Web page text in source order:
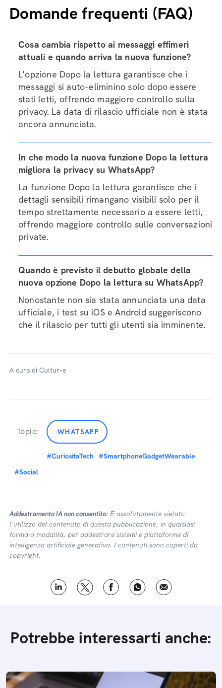
Domande frequenti (FAQ)
Cosa cambia rispetto ai messaggi effimeri
attuali e quando arriva la nuova funzione?
L'opzione Dopo la lettura garantisce che i
messaggi si auto-eliminino solo dopo essere
stati letti, offrendo maggiore controllo sulla
privacy. La data di rilascio ufficiale non è stata
ancora annunciata.
In che modo la nuova funzione Dopo la lettura
migliora la privacy su WhatsApp?
La funzione Dopo la lettura garantisce che i
dettagli sensibili rimangano visibili solo per il
tempo strettamente necessario a essere letti,
offrendo maggiore controllo sulle conversazioni
private.
Quando è previsto il debutto globale della
nuova opzione Dopo la lettura su WhatsApp?
Nonostante non sia stata annunciata una data
ufficiale, i test su iOS e Android suggeriscono
che il rilascio per tutti gli utenti sia imminente.
A cura di Cultur-e
Topic: WHATSAPP
#CuriositaTech
#SmartphoneGadgetWearable
#Social
Addestramento IA non consentito: É assolutamente vietato
l’utilizzo del contenuto di questa pubblicazione, in qualsiasi
forma o modalità, per addestrare sistemi e piattaforme di
intelligenza artificiale generativa. I contenuti sono coperti da
copyright.
Potrebbe interessarti anche: